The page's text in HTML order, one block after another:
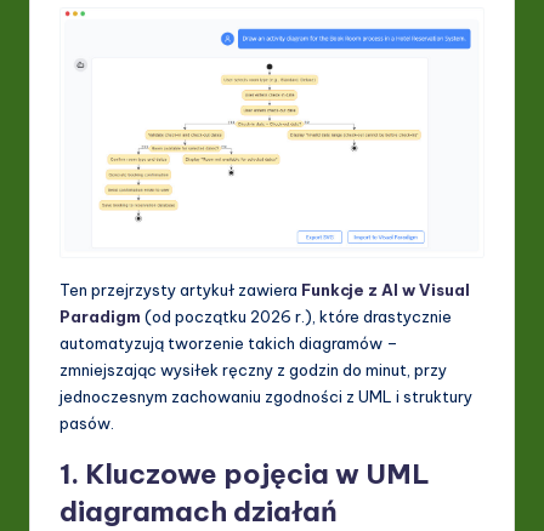
ti
Ten przejrzysty artykuł zawiera Funkcje z AI w Visual
Paradigm (od początku 2026 r.), które drastycznie
automatyzują tworzenie takich diagramów –
zmniejszając wysiłek ręczny z godzin do minut, przy
jednoczesnym zachowaniu zgodności z UML i struktury
pasów.
1. Kluczowe pojęcia w UML
diagramach działań